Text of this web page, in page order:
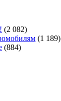
(2 082)
(1 189)
(884)